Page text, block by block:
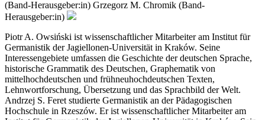
(Band-Herausgeber:in) Grzegorz M. Chromik (Band-
Herausgeber:in)
Piotr A. Owsiński ist wissenschaftlicher Mitarbeiter am Institut für
Germanistik der Jagiellonen-Universität in Kraków. Seine
Interessengebiete umfassen die Geschichte der deutschen Sprache,
historische Grammatik des Deutschen, Graphematik von
mittelhochdeutschen und frühneuhochdeutschen Texten,
Lehnwortforschung, Übersetzung und das Sprachbild der Welt.
Andrzej S. Feret studierte Germanistik an der Pädagogischen
Hochschule in Rzeszów. Er ist wissenschaftlicher Mitarbeiter am